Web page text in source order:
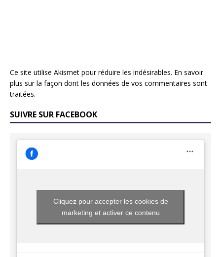
Ce site utilise Akismet pour réduire les indésirables. En savoir
plus sur la façon dont les données de vos commentaires sont
traitées.
SUIVRE SUR FACEBOOK
Cliquez pour accepter les cookies de
marketing et activer ce contenu